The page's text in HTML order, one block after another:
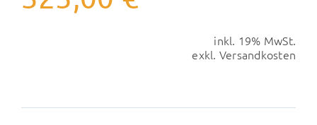
inkl. 19% MwSt.
exkl. Versandkosten